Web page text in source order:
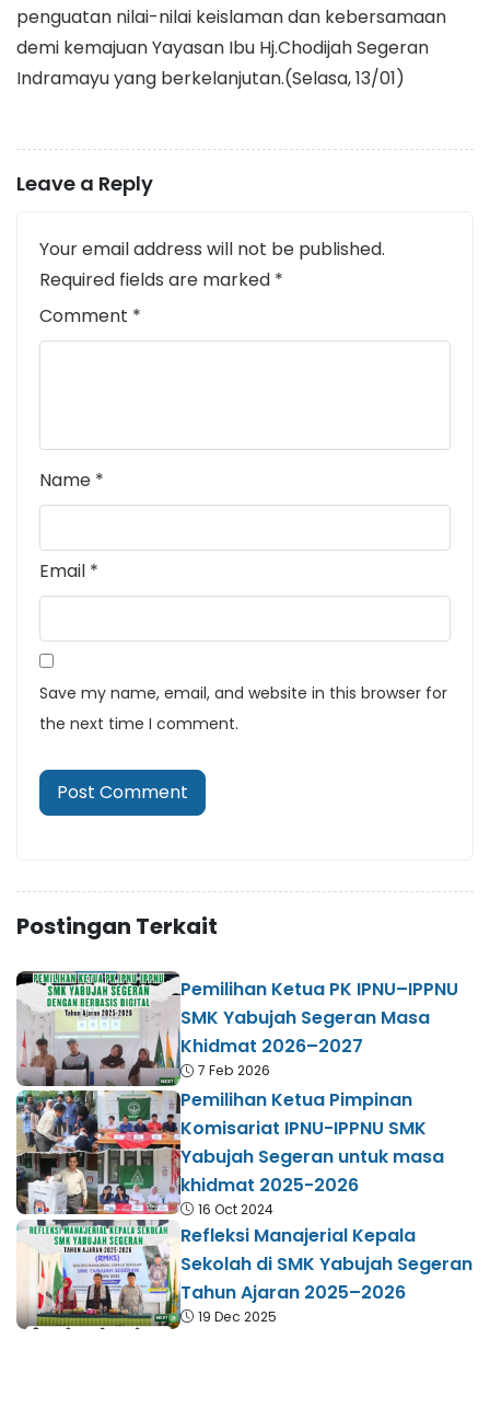
penguatan nilai-nilai keislaman dan kebersamaan
demi kemajuan Yayasan Ibu Hj.Chodijah Segeran
Indramayu yang berkelanjutan.(Selasa, 13/01)
Leave a Reply
Your email address will not be published.
Required fields are marked *
Comment *
Name *
Email *
Save my name, email, and website in this browser for
the next time I comment.
Postingan Terkait
Pemilihan Ketua PK IPNU–IPPNU
SMK Yabujah Segeran Masa
Khidmat 2026–2027
7 Feb 2026
Pemilihan Ketua Pimpinan
Komisariat IPNU-IPPNU SMK
Yabujah Segeran untuk masa
khidmat 2025-2026
16 Oct 2024
Refleksi Manajerial Kepala
Sekolah di SMK Yabujah Segeran
Tahun Ajaran 2025–2026
19 Dec 2025